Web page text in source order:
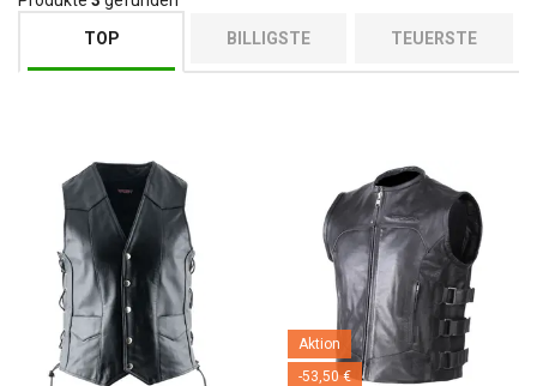
TOP
BILLIGSTE TEUERSTE
Aktion
-53,50 €